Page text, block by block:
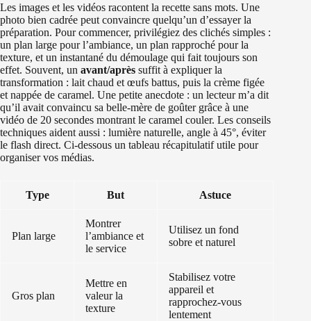
Les images et les vidéos racontent la recette sans mots. Une
photo bien cadrée peut convaincre quelqu’un d’essayer la
préparation. Pour commencer, privilégiez des clichés simples :
un plan large pour l’ambiance, un plan rapproché pour la
texture, et un instantané du démoulage qui fait toujours son
effet. Souvent, un avant/après suffit à expliquer la
transformation : lait chaud et œufs battus, puis la crème figée
et nappée de caramel. Une petite anecdote : un lecteur m’a dit
qu’il avait convaincu sa belle-mère de goûter grâce à une
vidéo de 20 secondes montrant le caramel couler. Les conseils
techniques aident aussi : lumière naturelle, angle à 45°, éviter
le flash direct. Ci-dessous un tableau récapitulatif utile pour
organiser vos médias.
Type But Astuce
Plan large
Montrer
l’ambiance et
le service
Utilisez un fond
sobre et naturel
Gros plan
Mettre en
valeur la
texture
Stabilisez votre
appareil et
rapprochez-vous
lentement